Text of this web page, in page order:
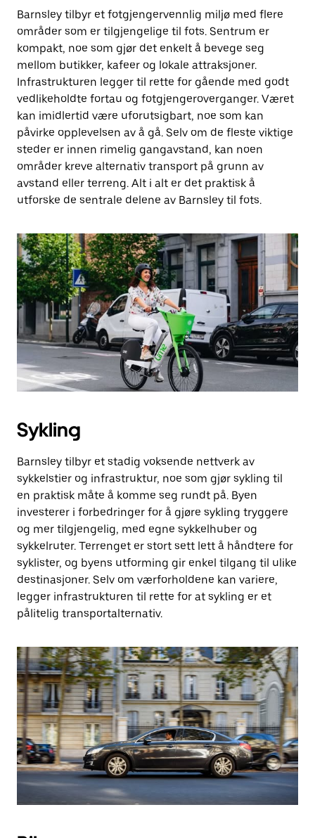
Barnsley tilbyr et fotgjengervennlig miljø med flere
områder som er tilgjengelige til fots. Sentrum er
kompakt, noe som gjør det enkelt å bevege seg
mellom butikker, kafeer og lokale attraksjoner.
Infrastrukturen legger til rette for gående med godt
vedlikeholdte fortau og fotgjengeroverganger. Været
kan imidlertid være uforutsigbart, noe som kan
påvirke opplevelsen av å gå. Selv om de fleste viktige
steder er innen rimelig gangavstand, kan noen
områder kreve alternativ transport på grunn av
avstand eller terreng. Alt i alt er det praktisk å
utforske de sentrale delene av Barnsley til fots.
Sykling
Barnsley tilbyr et stadig voksende nettverk av
sykkelstier og infrastruktur, noe som gjør sykling til
en praktisk måte å komme seg rundt på. Byen
investerer i forbedringer for å gjøre sykling tryggere
og mer tilgjengelig, med egne sykkelhuber og
sykkelruter. Terrenget er stort sett lett å håndtere for
syklister, og byens utforming gir enkel tilgang til ulike
destinasjoner. Selv om værforholdene kan variere,
legger infrastrukturen til rette for at sykling er et
pålitelig transportalternativ.